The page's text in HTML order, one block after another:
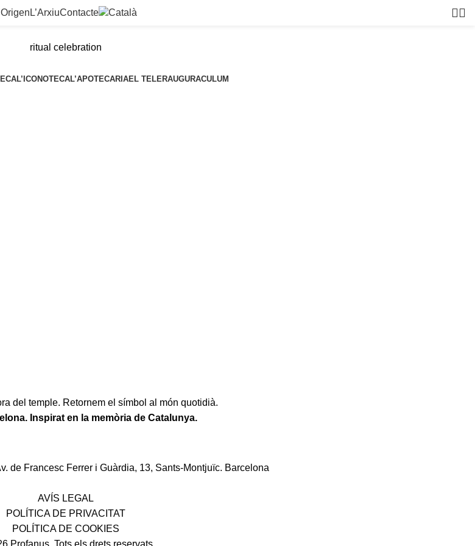
L’ArxiuContacte
ritual celebration
L’ICONOTECAL’APOTECARIAEL TELERAUGURACULUM
del temple. Retornem el símbol al món quotidià.
Inspirat en la memòria de Catalunya.
de Francesc Ferrer i Guàrdia, 13, Sants-Montjuïc. Barcelona
AVÍS LEGAL
POLÍTICA DE PRIVACITAT
POLÍTICA DE COOKIES
Profanus. Tots els drets reservats.